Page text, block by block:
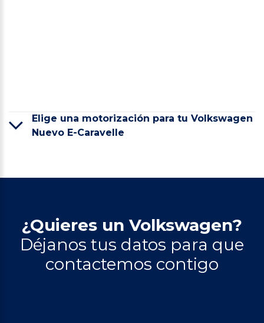
Elige una motorización para tu Volkswagen
Nuevo E-Caravelle
¿Quieres un Volkswagen?
Déjanos tus datos para que
contactemos contigo